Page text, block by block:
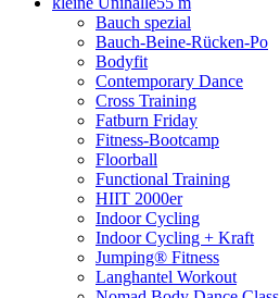
Bauch spezial
Bauch-Beine-Rücken-Po
Bodyfit
Contemporary Dance
Cross Training
Fatburn Friday
Fitness-Bootcamp
Floorball
Functional Training
HIIT 2000er
Indoor Cycling
Indoor Cycling + Kraft
Jumping® Fitness
Langhantel Workout